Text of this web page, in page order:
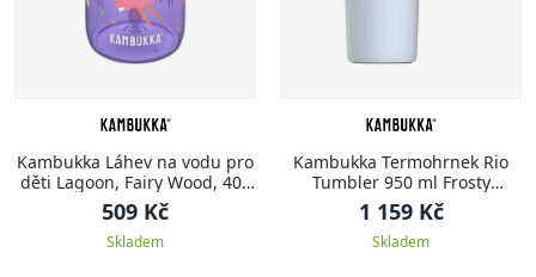
Kambukka Láhev na vodu pro
děti Lagoon, Fairy Wood, 400
ml
509 Kč
Skladem
Kambukka Termohrnek Rio
Tumbler 950 ml Frosty
Coconut
1 159 Kč
Skladem